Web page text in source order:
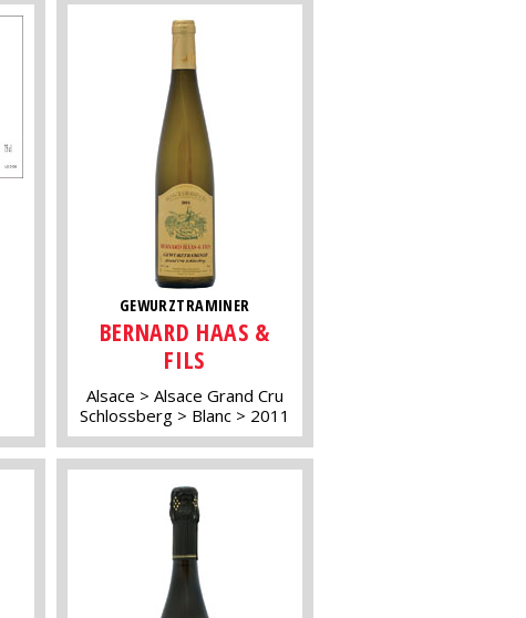
GEWURZTRAMINER
BERNARD HAAS &
FILS
Alsace
Alsace Grand Cru
Schlossberg
Blanc 2011